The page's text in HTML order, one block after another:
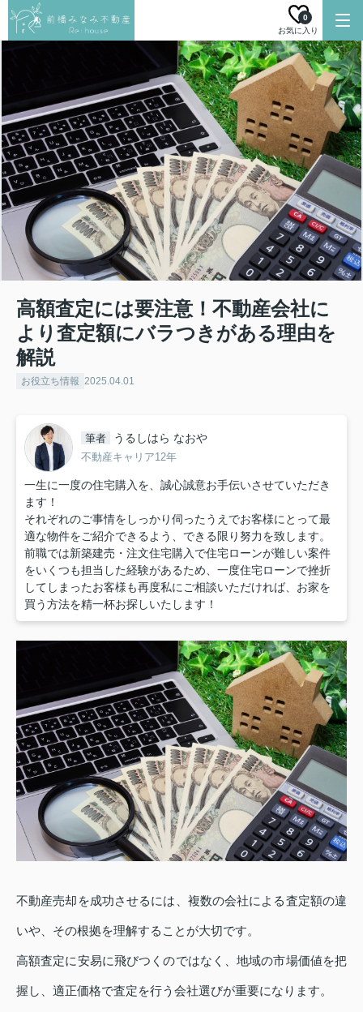
お気に入り
0
高額査定には要注意！不動産会社に
より査定額にバラつきがある理由を
解説
お役立ち情報 2025.04.01
筆者 うるしはら なおや
不動産キャリア12年
一生に一度の住宅購入を、誠心誠意お手伝いさせていただき
ます！
それぞれのご事情をしっかり伺ったうえでお客様にとって最
適な物件をご紹介できるよう、できる限り努力を致します。
前職では新築建売・注文住宅購入で住宅ローンが難しい案件
をいくつも担当した経験があるため、一度住宅ローンで挫折
してしまったお客様も再度私にご相談いただければ、お家を
買う方法を精一杯お探しいたします！
不動産売却を成功させるには、複数の会社による査定額の違
いや、その根拠を理解することが大切です。
高額査定に安易に飛びつくのではなく、地域の市場価値を把
握し、適正価格で査定を行う会社選びが重要になります。